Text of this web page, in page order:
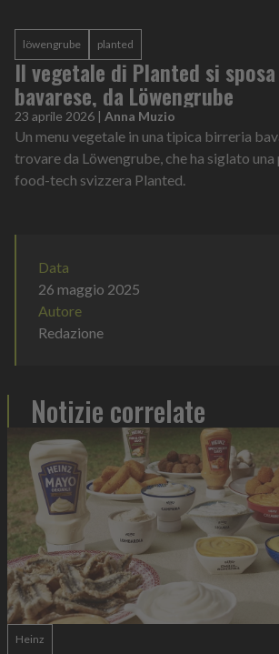
löwengrube planted
Il vegetale di Planted si
bavarese, da Löwengrube
23 aprile 2026 | Anna Muzio
Un menu vegetale in una tipica birreria
trovare da Löwengrube, che ha siglato
food-tech svizzera Planted.
Data
26 maggio 2025
Autore
Redazione
Notizie correlate
Heinz